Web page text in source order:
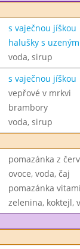
s vaječnou jíškou
halušky s
voda, sirup
s vaječnou jíškou
vepřové v mrkvi
brambory
voda, sirup
pomazánka z
ovoce, voda, čaj
pomazánka
zelenina, koktejl,